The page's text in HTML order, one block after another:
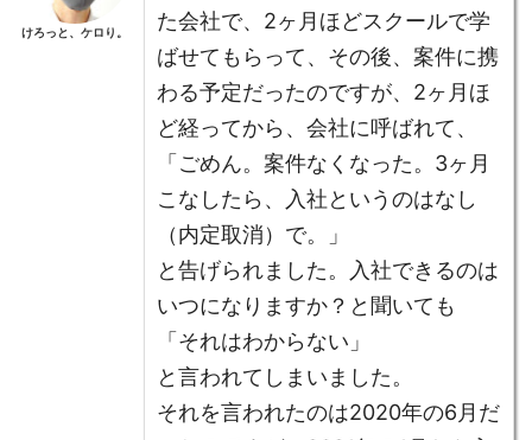
けろっと、ケロり。
た会社で、2ヶ月ほどスクールで学
ばせてもらって、その後、案件に携
わる予定だったのですが、2ヶ月ほ
ど経ってから、会社に呼ばれて、
「ごめん。案件なくなった。3ヶ月
こなしたら、入社というのはなし
（内定取消）で。」
と告げられました。入社できるのは
いつになりますか？と聞いても
「それはわからない」
と言われてしまいました。
それを言われたのは2020年の6月だ